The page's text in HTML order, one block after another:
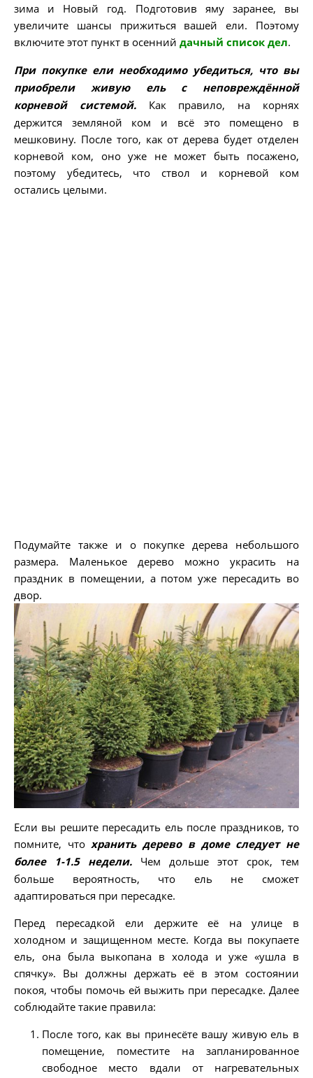
зима и Новый год. Подготовив яму заранее, вы
увеличите шансы прижиться вашей ели. Поэтому
включите этот пункт в осенний дачный список дел.
При покупке ели необходимо убедиться, что вы
приобрели живую ель с неповреждённой
корневой системой. Как правило, на корнях
держится земляной ком и всё это помещено в
мешковину. После того, как от дерева будет отделен
корневой ком, оно уже не может быть посажено,
поэтому убедитесь, что ствол и корневой ком
остались целыми.
Подумайте также и о покупке дерева небольшого
размера. Маленькое дерево можно украсить на
праздник в помещении, а потом уже пересадить во
двор.
Если вы решите пересадить ель после праздников, то
помните, что хранить дерево в доме следует не
более 1-1.5 недели. Чем дольше этот срок, тем
больше вероятность, что ель не сможет
адаптироваться при пересадке.
Перед пересадкой ели держите её на улице в
холодном и защищенном месте. Когда вы покупаете
ель, она была выкопана в холода и уже «ушла в
спячку». Вы должны держать её в этом состоянии
покоя, чтобы помочь ей выжить при пересадке. Далее
соблюдайте такие правила:
После того, как вы принесёте вашу живую ель в
помещение, поместите на запланированное
свободное место вдали от нагревательных